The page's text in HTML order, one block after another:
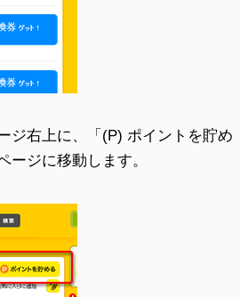
ジ右上に、「(P) ポイントを貯め
ジに移動します。